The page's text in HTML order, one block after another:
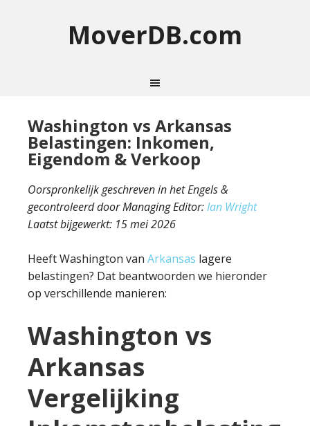
MoverDB.com
Washington vs Arkansas
Belastingen: Inkomen,
Eigendom & Verkoop
Oorspronkelijk geschreven in het Engels &
gecontroleerd door Managing Editor:Ian Wright
Laatst bijgewerkt: 15 mei 2026
Heeft Washington van Arkansas lagere
belastingen? Dat beantwoorden we hieronder
op verschillende manieren:
Washington vs
Arkansas
Vergelijking